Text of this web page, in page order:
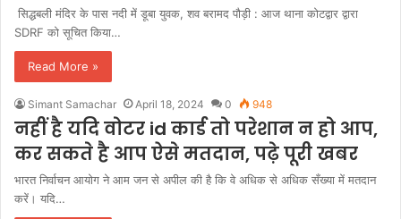
सिद्धबली मंदिर के पास नदी में डूबा युवक, शव बरामद पौड़ी : आज थाना कोटद्वार द्वारा
SDRF को सूचित किया…
Read More »
Simant Samachar April 18, 2024 0 948
नहीं है यदि वोटर id कार्ड तो परेशान न हो आप,
कर सकते है आप ऐसे मतदान, पढ़े पूरी खबर
भारत निर्वाचन आयोग ने आम जन से अपील की है कि वे अधिक से अधिक सँख्या में मतदान
करें। यदि…